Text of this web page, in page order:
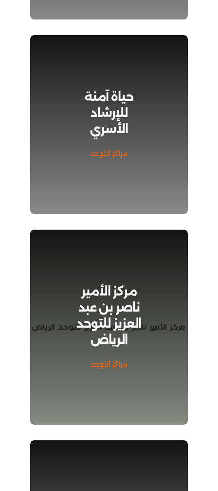
حياة آمنة
للإرشاد
الأسري
مراكز التوحد
مركز الأمير
ناصر بن عبد
العزيز للتوحد
الرياض
مراكز التوحد